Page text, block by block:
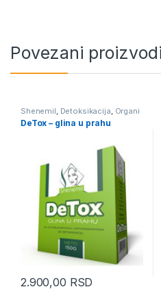
Povezani proizvodi
Shenemil Detoksikacija Organi
za varenje ,Srce i Krvni sudovi
DeTox – glina u prahu
2.900,00 RSD